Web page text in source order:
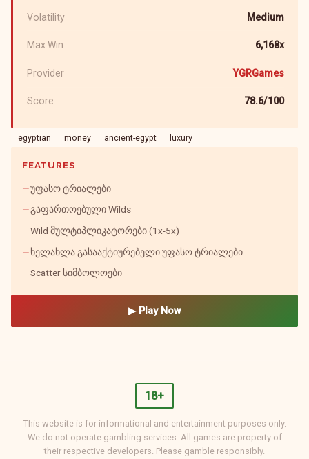
Volatility Medium
Max Win 6,168x
Provider YGRGames
Score 78.6/100
egyptian money ancient-egypt luxury
FEATURES
უფასო ტრიალები
გაფართოებული Wilds
Wild მულტიპლიკატორები (1x-5x)
ხელახლა გასააქტიურებელი უფასო ტრიალები
Scatter სიმბოლოები
▶ Play Now
18+
This website is for informational and entertainment purposes only.
We do not operate gambling services. All games are property of
their respective developers. Please gamble responsibly.